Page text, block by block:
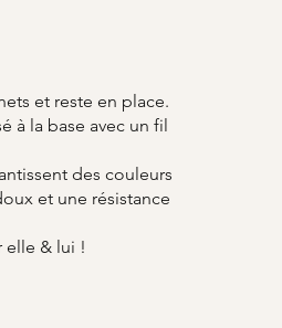
et reste en place.
à la base avec un fil
des couleurs
et une résistance
elle & lui !